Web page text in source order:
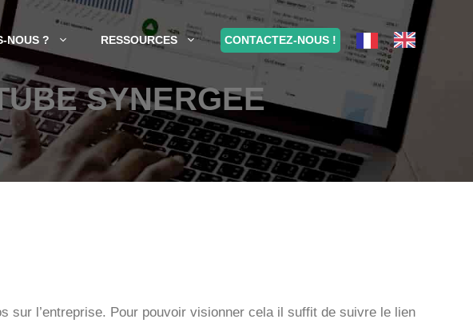
NOUS ? RESSOURCES CONTACTEZ-NOUS !
SYNERGEE
sur l’entreprise. Pour pouvoir visionner cela il suffit de suivre le lien